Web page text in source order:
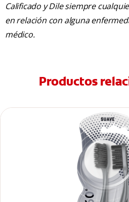
Calificado y Dile siempre
en relación con alguna
médico.
Productos